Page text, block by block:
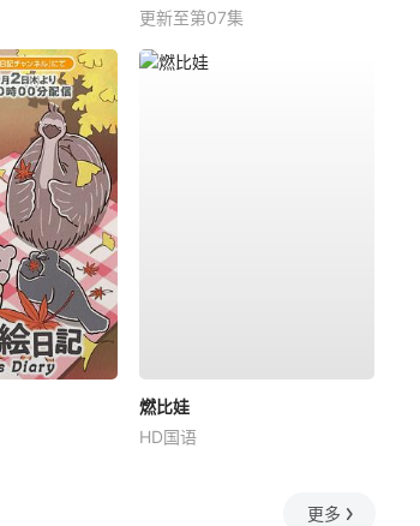
更新至第07集
燃比娃
HD国语
更多